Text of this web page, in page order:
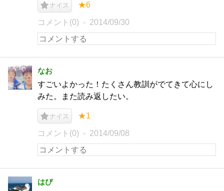
ナイス ★6
コメント(0) 2014/09/30
なお
すごいよかった！たくさん教訓がでてきて心にし
みた。また読み返したい。
ナイス ★1
コメント(0) 2014/09/08
はぴ